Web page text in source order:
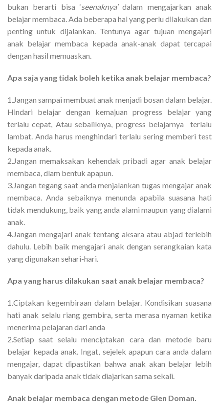
bukan berarti bisa ‘seenaknya’dalam mengajarkan anak
belajar membaca. Ada beberapa hal yang perlu dilakukan dan
penting untuk dijalankan. Tentunya agar tujuan mengajari
anak belajar membaca kepada anak-anak dapat tercapai
dengan hasil memuaskan.
Apa saja yang tidak boleh ketika anak belajar membaca?
1.Jangan sampai membuat anak menjadi bosan dalam belajar.
Hindari belajar dengan kemajuan progress belajar yang
terlalu cepat, Atau sebaliknya, progress belajarnya terlalu
lambat. Anda harus menghindari terlalu sering memberi test
kepada anak.
2.Jangan memaksakan kehendak pribadi agar anak belajar
membaca, dlam bentuk apapun.
3.Jangan tegang saat anda menjalankan tugas mengajar anak
membaca. Anda sebaiknya menunda apabila suasana hati
tidak mendukung, baik yang anda alami maupun yang dialami
anak.
4.Jangan mengajari anak tentang aksara atau abjad terlebih
dahulu. Lebih baik mengajari anak dengan serangkaian kata
yang digunakan sehari-hari.
Apa yang harus dilakukan saat anak belajar membaca?
1.Ciptakan kegembiraan dalam belajar. Kondisikan suasana
hati anak selalu riang gembira, serta merasa nyaman ketika
menerima pelajaran dari anda
2.Setiap saat selalu menciptakan cara dan metode baru
belajar kepada anak. Ingat, sejelek apapun cara anda dalam
mengajar, dapat dipastikan bahwa anak akan belajar lebih
banyak daripada anak tidak diajarkan sama sekali.
Anak belajar membaca dengan metode Glen Doman.